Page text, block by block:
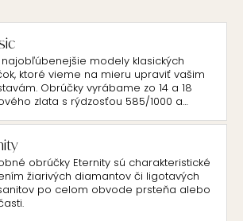
najobľúbenejšie modely klasických
ktoré vieme na mieru upraviť vašim
Obrúčky vyrábame zo 14 a 18
zlata s rýdzosťou 585/1000 a
obrúčky Eternity sú charakteristické
žiarivých diamantov či ligotavých
po celom obvode prsteňa alebo